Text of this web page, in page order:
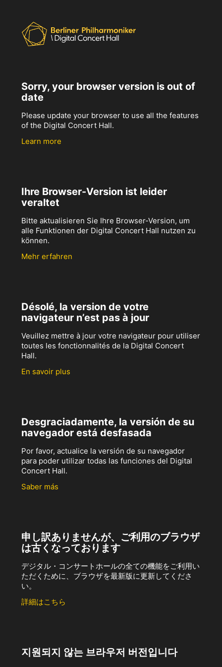
Sorry, your browser version is out of
date
Please update your browser to use all the features
of the Digital Concert Hall.
Learn more
Ihre Browser-Version ist leider
veraltet
Bitte aktualisieren Sie Ihre Browser-Version, um
alle Funktionen der Digital Concert Hall nutzen zu
können.
Mehr erfahren
Désolé, la version de votre
navigateur n’est pas à jour
Veuillez mettre à jour votre navigateur pour utiliser
toutes les fonctionnalités de la Digital Concert
Hall.
En savoir plus
Desgraciadamente, la versión de su
navegador está desfasada
Por favor, actualice la versión de su navegador
para poder utilizar todas las funciones del Digital
Concert Hall.
Saber más
申し訳ありませんが、ご利用のブラウザ
は古くなっております
デジタル・コンサートホールの全ての機能をご利用い
ただくために、ブラウザを最新版に更新してくださ
い。
詳細はこちら
지원되지 않는 브라우저 버전입니다